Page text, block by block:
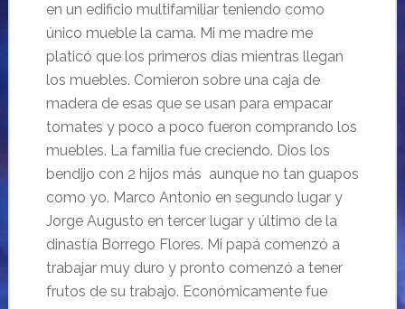
en un edificio multifamiliar teniendo como
único mueble la cama. Mi me madre me
platicó que los primeros días mientras llegan
los muebles. Comieron sobre una caja de
madera de esas que se usan para empacar
tomates y poco a poco fueron comprando los
muebles. La familia fue creciendo. Dios los
bendijo con 2 hijos más aunque no tan guapos
como yo. Marco Antonio en segundo lugar y
Jorge Augusto en tercer lugar y último de la
dinastía Borrego Flores. Mi papá comenzó a
trabajar muy duro y pronto comenzó a tener
frutos de su trabajo. Económicamente fue